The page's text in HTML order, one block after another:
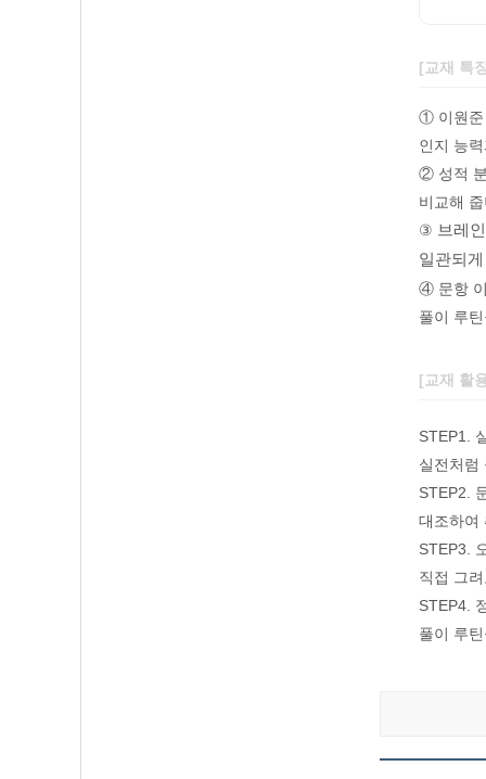
[교재 특
① 이원준
인지 능
② 성적 분
비교해
③ 브레
일관되
④ 문항 이
풀이 루
[교재 활
STEP1.
실전처럼
STEP2.
대조하여
STEP3.
직접 그
STEP4.
풀이 루